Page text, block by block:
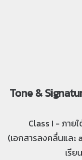
Tone &
Class I - ภาย
(เอกสารลงคลื่นและ
เรีย